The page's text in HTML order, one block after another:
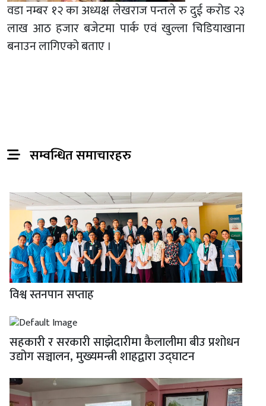
वडा नम्बर १२ का अध्यक्ष लेखराज पन्तले रु दुई करोड २३
लाख आठ हजार बजेटमा पार्क एवं खुल्ला चिडियाखाना
बनाउन लागिएको बताए ।
सम्वन्धित समाचारहरु
विश्व स्तनपान सप्ताह
सहकारी र सरकारी साझेदारीमा कैलालीमा बीउ प्रशोधन
उद्योग सञ्चालन, मुख्यमन्त्री शाहद्वारा उद्घाटन